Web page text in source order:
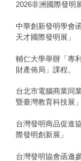
2026非洲國際發明
中華創新發明學會
天才國際發明展」
輔仁大學舉辦「專
財產佈局」課程。
台北市電腦商業同
暨臺灣教育科技展
台灣發明商品促進
際發明創新展」
台灣發明協會函邀